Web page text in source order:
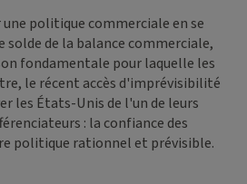
politique commerciale en se
solde de la balance commerciale,
fondamentale pour laquelle les
le récent accès d'imprévisibilité
les États-Unis de l'un de leurs
: la confiance des
politique rationnel et prévisible.